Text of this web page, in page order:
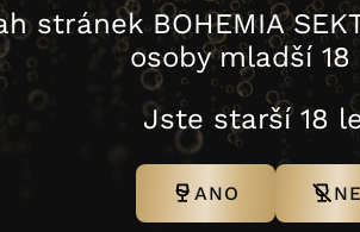
stránek BOHEMIA
osoby mladší
Jste starší 18
ANO NE